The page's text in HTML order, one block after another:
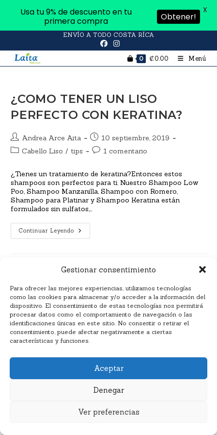
Gestionar consentimiento
Para ofrecer las mejores experiencias, utilizamos tecnologías
como las cookies para almacenar y/o acceder a la información del
dispositivo. El consentimiento de estas tecnologías nos permitirá
procesar datos como el comportamiento de navegación o las
identificaciones únicas en este sitio. No consentir o retirar el
consentimiento, puede afectar negativamente a ciertas
características y funciones.
Aceptar
Denegar
Ver preferencias
ENVÍO A TODO COSTA RÍCA
0 ₡0.00 Menú
¿COMO TENER UN LISO
PERFECTO CON KERATINA?
Andrea Arce Aita
10 septiembre, 2019
Cabello Liso / tips 1 comentario
¿Tienes un tratamiento de keratina?Entonces estos
shampoos son perfectos para ti. Nuestro Shampoo Low
Poo, Shampoo Manzanilla, Shampoo con Romero,
Shampoo para Platinar y Shampoo Keratina están
formulados sin sulfatos,…
Continuar Leyendo
Crea tu kit
Familia Curly Hair apta para el Método
Línea Laita Classic
Línea corporal
Nuestros productos
Laita Lealtad
Cosméticos Laita® copyright 2024
Desarrollada por Acelera Digital (acelera-digital.com)
Usa tu 9% de descuento en tu
primera compra
Obtener!
X